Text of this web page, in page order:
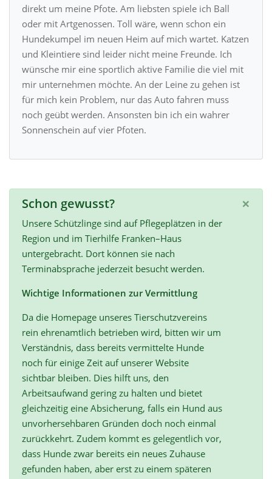
direkt um meine Pfote. Am liebsten spiele ich Ball
oder mit Artgenossen. Toll wäre, wenn schon ein
Hundekumpel im neuen Heim auf mich wartet. Katzen
und Kleintiere sind leider nicht meine Freunde. Ich
wünsche mir eine sportlich aktive Familie die viel mit
mir unternehmen möchte. An der Leine zu gehen ist
für mich kein Problem, nur das Auto fahren muss
noch geübt werden. Ansonsten bin ich ein wahrer
Sonnenschein auf vier Pfoten.
×
Schon gewusst?
Unsere Schützlinge sind auf Pflegeplätzen in der
Region und im Tierhilfe Franken–Haus
untergebracht. Dort können sie nach
Terminabsprache jederzeit besucht werden.
Wichtige Informationen zur Vermittlung
Da die Homepage unseres Tierschutzvereins
rein ehrenamtlich betrieben wird, bitten wir um
Verständnis, dass bereits vermittelte Hunde
noch für einige Zeit auf unserer Website
sichtbar bleiben. Dies hilft uns, den
Arbeitsaufwand gering zu halten und bietet
gleichzeitig eine Absicherung, falls ein Hund aus
unvorhersehbaren Gründen doch noch einmal
zurückkehrt. Zudem kommt es gelegentlich vor,
dass Hunde zwar bereits ein neues Zuhause
gefunden haben, aber erst zu einem späteren